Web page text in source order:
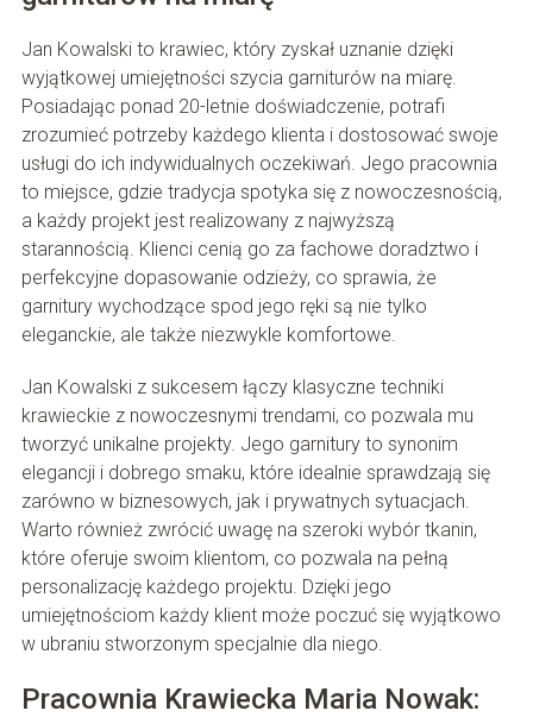
Jan Kowalski to krawiec, który zyskał uznanie dzięki
wyjątkowej umiejętności szycia garniturów na miarę.
Posiadając ponad 20-letnie doświadczenie, potrafi
zrozumieć potrzeby każdego klienta i dostosować swoje
usługi do ich indywidualnych oczekiwań. Jego pracownia
to miejsce, gdzie tradycja spotyka się z nowoczesnością,
a każdy projekt jest realizowany z najwyższą
starannością. Klienci cenią go za fachowe doradztwo i
perfekcyjne dopasowanie odzieży, co sprawia, że
garnitury wychodzące spod jego ręki są nie tylko
eleganckie, ale także niezwykle komfortowe.
Jan Kowalski z sukcesem łączy klasyczne techniki
krawieckie z nowoczesnymi trendami, co pozwala mu
tworzyć unikalne projekty. Jego garnitury to synonim
elegancji i dobrego smaku, które idealnie sprawdzają się
zarówno w biznesowych, jak i prywatnych sytuacjach.
Warto również zwrócić uwagę na szeroki wybór tkanin,
które oferuje swoim klientom, co pozwala na pełną
personalizację każdego projektu. Dzięki jego
umiejętnościom każdy klient może poczuć się wyjątkowo
w ubraniu stworzonym specjalnie dla niego.
Pracownia Krawiecka Maria Nowak: